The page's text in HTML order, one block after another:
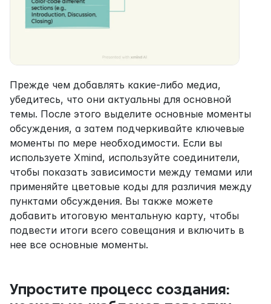
Прежде чем добавлять какие-либо медиа,
убедитесь, что они актуальны для основной
темы. После этого выделите основные моменты
обсуждения, а затем подчеркивайте ключевые
моменты по мере необходимости. Если вы
используете Xmind, используйте соединители,
чтобы показать зависимости между темами или
применяйте цветовые коды для различия между
пунктами обсуждения. Вы также можете
добавить итоговую ментальную карту, чтобы
подвести итоги всего совещания и включить в
нее все основные моменты.
Упростите процесс создания: